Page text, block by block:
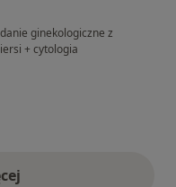
ginekologiczne z
+ cytologia